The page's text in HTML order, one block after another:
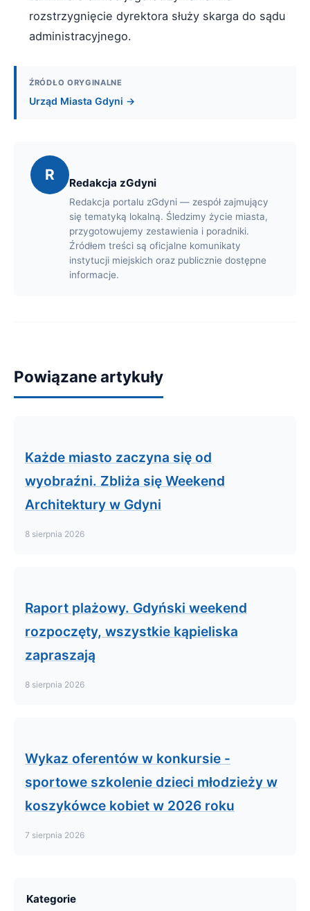
rozstrzygnięcie dyrektora służy skarga do sądu
administracyjnego.
ŹRÓDŁO ORYGINALNE
Urząd Miasta Gdyni →
R Redakcja zGdyni
Redakcja portalu zGdyni — zespół zajmujący
się tematyką lokalną. Śledzimy życie miasta,
przygotowujemy zestawienia i poradniki.
Źródłem treści są oficjalne komunikaty
instytucji miejskich oraz publicznie dostępne
informacje.
Powiązane artykuły
Każde miasto zaczyna się od
wyobraźni. Zbliża się Weekend
Architektury w Gdyni
8 sierpnia 2026
Raport plażowy. Gdyński weekend
rozpoczęty, wszystkie kąpieliska
zapraszają
8 sierpnia 2026
Wykaz oferentów w konkursie -
sportowe szkolenie dzieci młodzieży w
koszykówce kobiet w 2026 roku
7 sierpnia 2026
Kategorie